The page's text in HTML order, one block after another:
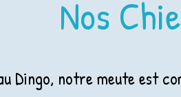
Nos
Dingo, notre meute est